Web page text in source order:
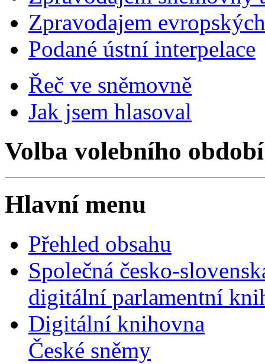
Zpravodajem
Podané ústní interpelace
Řeč ve sněmovně
Jak jsem hlasoval
Volba volebního období
Hlavní menu
Přehled obsahu
Společná česko-
digitální parlamentní
Digitální knihovna
České sněmy